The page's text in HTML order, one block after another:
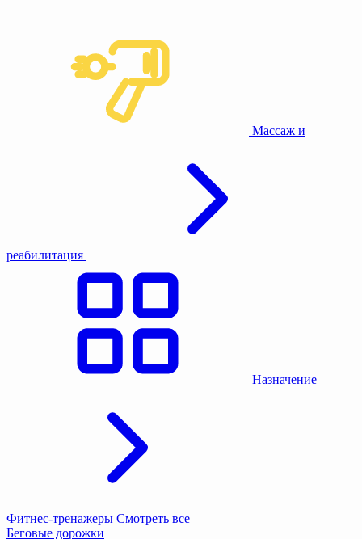
Массаж и
реабилитация
Назначение
Фитнес-тренажеры Смотреть все
Беговые дорожки